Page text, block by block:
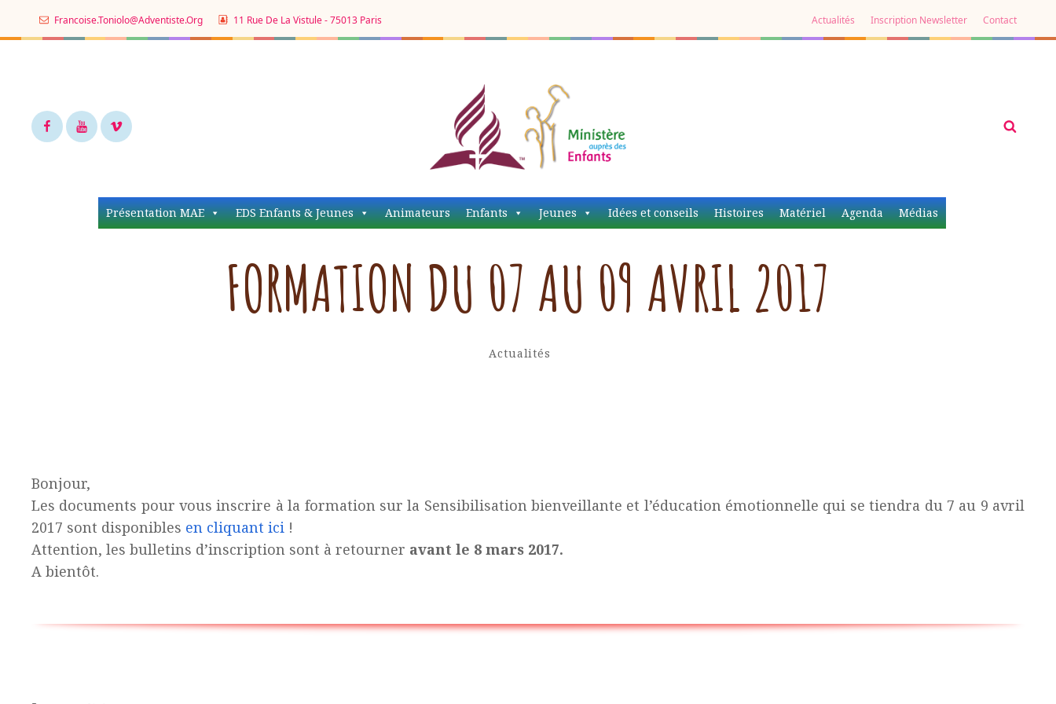
Francoise.toniolo@adventiste.org 11 Rue De La Vistule - 75013 Paris Actualités Inscription Newsletter Contact
FacebookYoutubeVimeo
MAE EDS
Présentation MAE EDS Enfants & Jeunes Animateurs Enfants Jeunes Idées et conseils Histoires Matériel Agenda Médias
FORMATION DU 07 AU 09 AVRIL 2017
Catégories
Actualités
09
Bonjour,
Les documents pour vous inscrire à la formation sur la Sensibilisation bienveillante et l’éducation émotionnelle qui se tiendra du 7 au 9 avril
2017 sont disponibles en cliquant ici !
Attention, les bulletins d’inscription sont à retourner avant le 8 mars 2017.
A bientôt.